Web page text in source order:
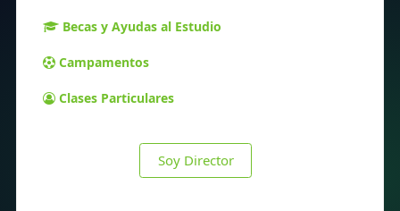
Becas y Ayudas al Estudio
Campamentos
Clases Particulares
Soy Director